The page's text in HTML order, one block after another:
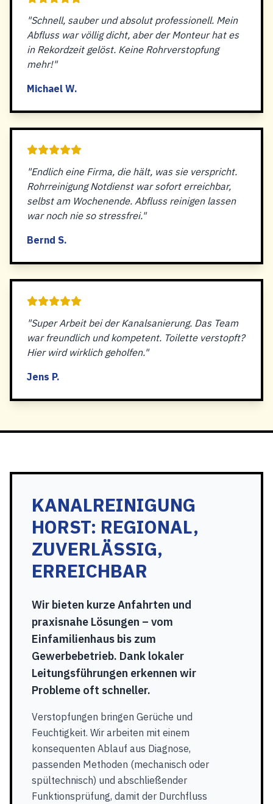
"Schnell, sauber und absolut professionell. Mein
Abfluss war völlig dicht, aber der Monteur hat es
in Rekordzeit gelöst. Keine Rohrverstopfung
mehr!"
Michael W.
"Endlich eine Firma, die hält, was sie verspricht.
Rohrreinigung Notdienst war sofort erreichbar,
selbst am Wochenende. Abfluss reinigen lassen
war noch nie so stressfrei."
Bernd S.
"Super Arbeit bei der Kanalsanierung. Das Team
war freundlich und kompetent. Toilette verstopft?
Hier wird wirklich geholfen."
Jens P.
KANALREINIGUNG
HORST: REGIONAL,
ZUVERLÄSSIG,
ERREICHBAR
Wir bieten kurze Anfahrten und
praxisnahe Lösungen – vom
Einfamilienhaus bis zum
Gewerbebetrieb. Dank lokaler
Leitungsführungen erkennen wir
Probleme oft schneller.
Verstopfungen bringen Gerüche und
Feuchtigkeit. Wir arbeiten mit einem
konsequenten Ablauf aus Diagnose,
passenden Methoden (mechanisch oder
spültechnisch) und abschließender
Funktionsprüfung, damit der Durchfluss